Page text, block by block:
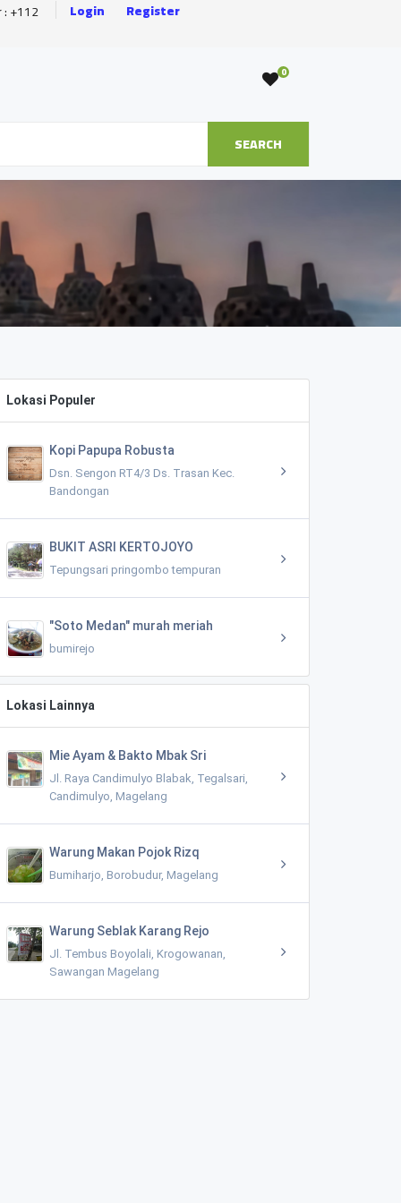
: +112 Login Register
0
SEARCH
Lokasi Populer
Kopi Papupa Robusta
Dsn. Sengon RT4/3 Ds. Trasan Kec.
Bandongan
BUKIT ASRI KERTOJOYO
Tepungsari pringombo tempuran
"Soto Medan" murah meriah
bumirejo
Lokasi Lainnya
Mie Ayam & Bakto Mbak Sri
Jl. Raya Candimulyo Blabak, Tegalsari,
Candimulyo, Magelang
Warung Makan Pojok Rizq
Bumiharjo, Borobudur, Magelang
Warung Seblak Karang Rejo
Jl. Tembus Boyolali, Krogowanan,
Sawangan Magelang